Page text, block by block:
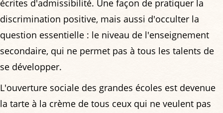
écrites d'admissibilité. Une façon de pratiquer la
discrimination positive, mais aussi d'occulter la
question essentielle : le niveau de l'enseignement
secondaire, qui ne permet pas à tous les talents de
se développer.
L'ouverture sociale des grandes écoles est devenue
la tarte à la crème de tous ceux qui ne veulent pas